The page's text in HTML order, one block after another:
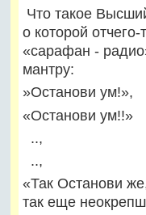
Что такое
о которой
«сарафан -
мантру:
»Останови ум!»,
«Останови ум!!»
..,
..,
«Так Останови
так еще